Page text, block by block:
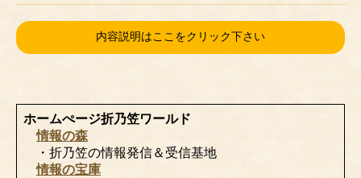
内容説明はここをクリック下さい
ホームぺージ折乃笠ワールド
情報の森
・折乃笠の情報発信＆受信基地
情報の宝庫